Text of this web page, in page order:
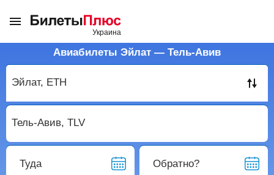
Авиабилеты Эйлат — Тель-Авив
Туда Обратно?